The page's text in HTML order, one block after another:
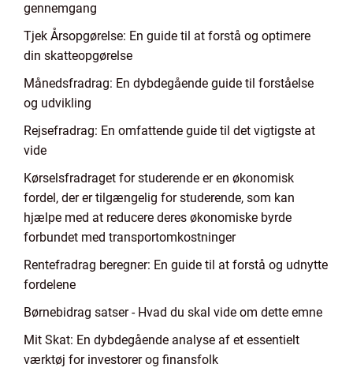
gennemgang
Tjek Årsopgørelse: En guide til at forstå og optimere
din skatteopgørelse
Månedsfradrag: En dybdegående guide til forståelse
og udvikling
Rejsefradrag: En omfattende guide til det vigtigste at
vide
Kørselsfradraget for studerende er en økonomisk
fordel, der er tilgængelig for studerende, som kan
hjælpe med at reducere deres økonomiske byrde
forbundet med transportomkostninger
Rentefradrag beregner: En guide til at forstå og udnytte
fordelene
Børnebidrag satser - Hvad du skal vide om dette emne
Mit Skat: En dybdegående analyse af et essentielt
værktøj for investorer og finansfolk